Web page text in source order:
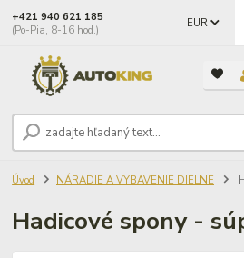
EUR
+421 940 621 185
(Po-Pia, 8-16 hod.)
Úvod NÁRADIE A VYBAVENIE DIELNE
Hadicové spony -